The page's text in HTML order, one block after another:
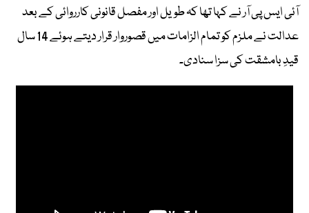
آئی ایس پی آر نے کہا تھا کہ طویل اور مفصل قانونی کارروائی کے بعد
عدالت نے ملزم کو تمام الزامات میں قصوروار قرار دیتے ہوئے 14 سال
قیدِ بامشقت کی سزا سنادی۔